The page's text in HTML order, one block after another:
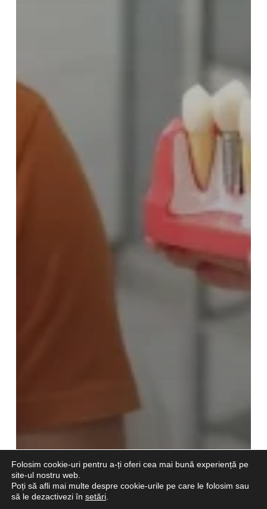
Folosim cookie-uri pentru a-ți oferi cea mai bună experiență pe
site-ul nostru web.
Poți să afli mai multe despre cookie-urile pe care le folosim sau
să le dezactivezi în setări